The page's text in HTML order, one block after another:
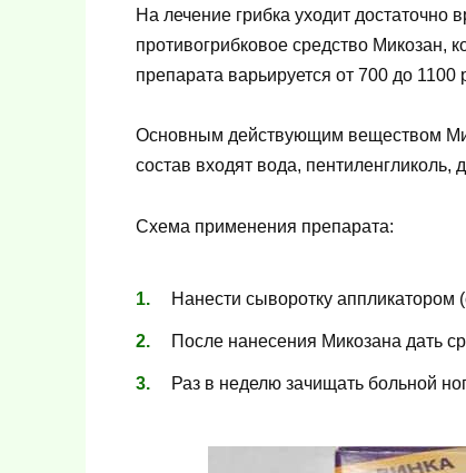
На лечение грибка уходит
противогрибковое средство Микозан,
препарата варьируется от 700 до 1100
Основным действующим веществом
состав входят вода, пентиленгликоль,
Схема применения препарата:
Нанести сыворотку аппликатором
После нанесения Микозана дать
Раз в неделю зачищать больной